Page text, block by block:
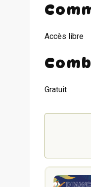
Accès libre
Gratuit